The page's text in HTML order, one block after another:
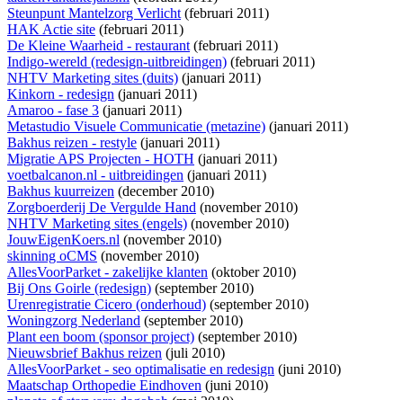
Steunpunt Mantelzorg Verlicht(februari 2011)
HAK Actie site (februari 2011)
De Kleine Waarheid - restaurant(februari 2011)
Indigo-wereld (redesign-uitbreidingen) (februari 2011)
NHTV Marketing sites (duits) (januari 2011)
Kinkorn - redesign (januari 2011)
Amaroo - fase 3 (januari 2011)
Metastudio Visuele Communicatie (metazine) (januari 2011)
Bakhus reizen - restyle (januari 2011)
Migratie APS Projecten - HOTH (januari 2011)
voetbalcanon.nl - uitbreidingen (januari 2011)
Bakhus kuurreizen (december 2010)
Zorgboerderij De Vergulde Hand (november 2010)
NHTV Marketing sites (engels) (november 2010)
JouwEigenKoers.nl (november 2010)
skinning oCMS (november 2010)
AllesVoorParket - zakelijke klanten (oktober 2010)
Bij Ons Goirle (redesign) (september 2010)
Urenregistratie Cicero (onderhoud) (september 2010)
Woningzorg Nederland (september 2010)
Plant een boom (sponsor project) (september 2010)
Nieuwsbrief Bakhus reizen (juli 2010)
AllesVoorParket - seo optimalisatie en redesign (juni 2010)
Maatschap Orthopedie Eindhoven (juni 2010)